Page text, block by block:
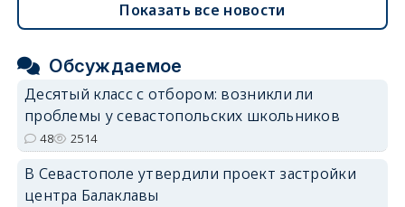
Показать все новости
Обсуждаемое
Десятый класс с отбором: возникли ли
проблемы у севастопольских школьников
48 2514
В Севастополе утвердили проект застройки
центра Балаклавы